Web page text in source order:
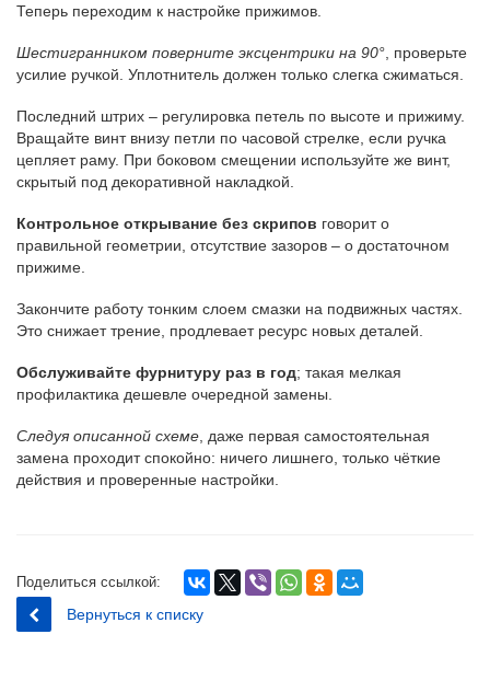
Теперь переходим к настройке прижимов.
Шестигранником поверните эксцентрики на 90°, проверьте
усилие ручкой. Уплотнитель должен только слегка сжиматься.
Последний штрих – регулировка петель по высоте и прижиму.
Вращайте винт внизу петли по часовой стрелке, если ручка
цепляет раму. При боковом смещении используйте же винт,
скрытый под декоративной накладкой.
Контрольное открывание без скрипов говорит о
правильной геометрии, отсутствие зазоров – о достаточном
прижиме.
Закончите работу тонким слоем смазки на подвижных частях.
Это снижает трение, продлевает ресурс новых деталей.
Обслуживайте фурнитуру раз в год; такая мелкая
профилактика дешевле очередной замены.
Следуя описанной схеме, даже первая самостоятельная
замена проходит спокойно: ничего лишнего, только чёткие
действия и проверенные настройки.
Поделиться ссылкой:
Вернуться к списку